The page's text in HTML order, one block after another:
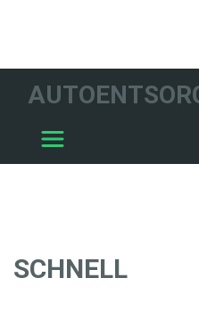
SCHNELL